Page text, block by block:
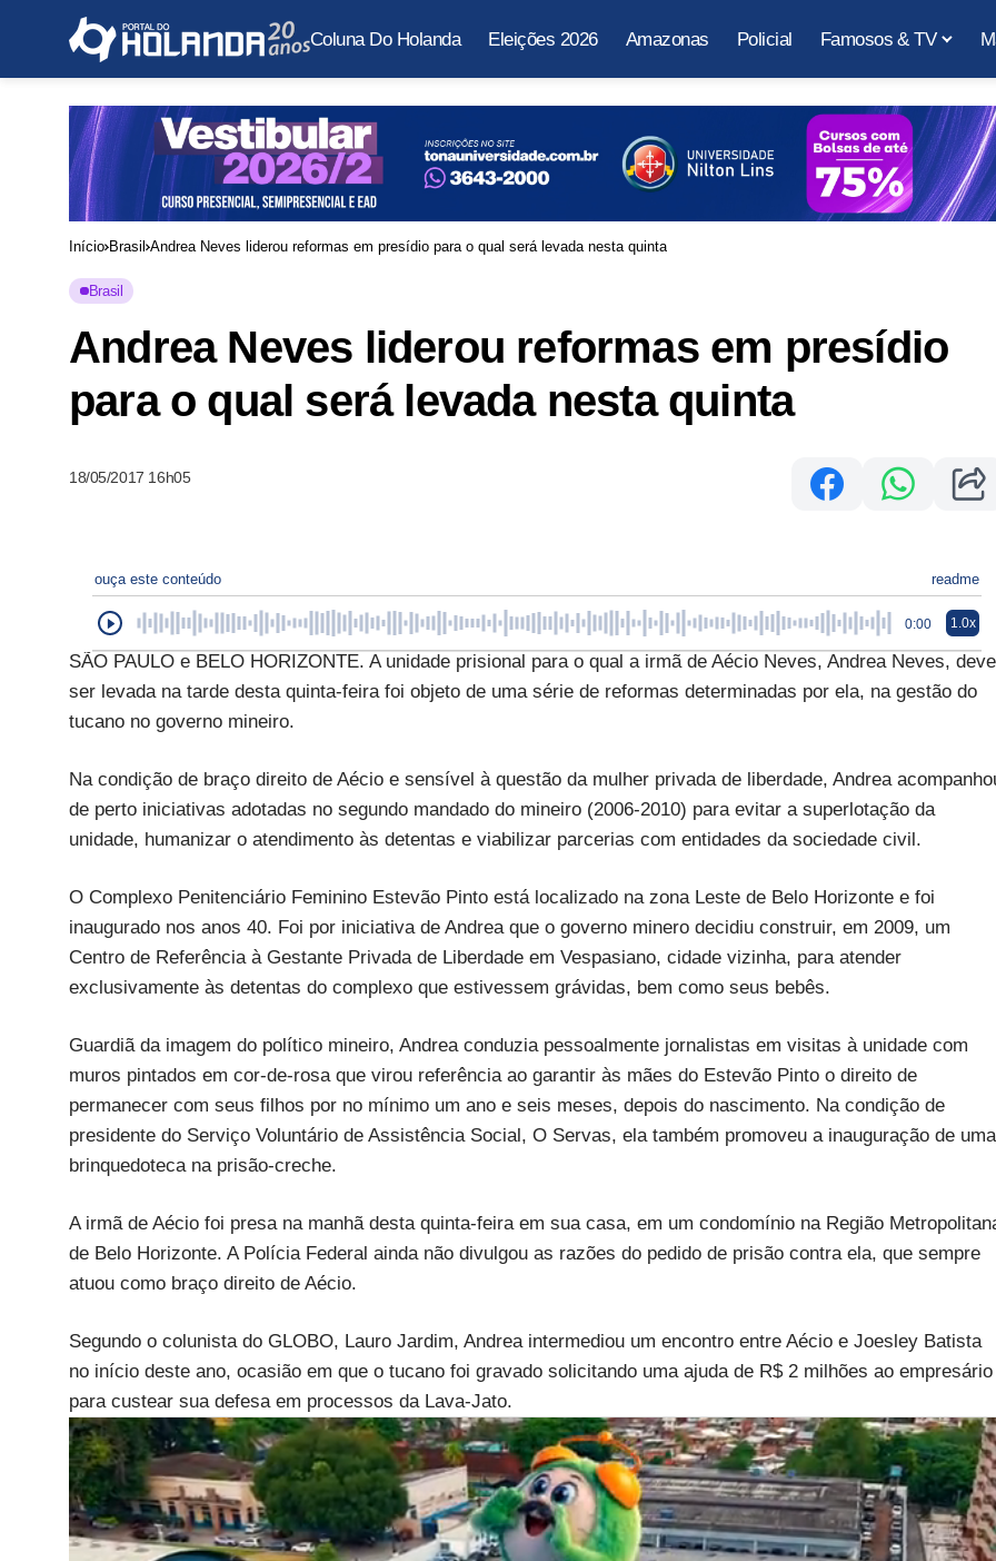
Coluna Do Holanda Eleições 2026 Amazonas Policial Famosos & TV
Início Brasil Andrea Neves liderou reformas em presídio para o qual será levada nesta quinta
Brasil
Andrea Neves liderou reformas em presídio
para o qual será levada nesta quinta
18/05/2017 16h05
ouça este conteúdo readme
0:00 1.0x
SÃO PAULO e BELO HORIZONTE. A unidade prisional para o qual a irmã de Aécio Neves, Andrea Neves, deve
ser levada na tarde desta quinta-feira foi objeto de uma série de reformas determinadas por ela, na gestão do
tucano no governo mineiro.
Na condição de braço direito de Aécio e sensível à questão da mulher privada de liberdade, Andrea
de perto iniciativas adotadas no segundo mandado do mineiro (2006-2010) para evitar a superlotação da
unidade, humanizar o atendimento às detentas e viabilizar parcerias com entidades da sociedade civil.
O Complexo Penitenciário Feminino Estevão Pinto está localizado na zona Leste de Belo Horizonte e foi
inaugurado nos anos 40. Foi por iniciativa de Andrea que o governo minero decidiu construir, em 2009, um
Centro de Referência à Gestante Privada de Liberdade em Vespasiano, cidade vizinha, para atender
exclusivamente às detentas do complexo que estivessem grávidas, bem como seus bebês.
Guardiã da imagem do político mineiro, Andrea conduzia pessoalmente jornalistas em visitas à unidade com
muros pintados em cor-de-rosa que virou referência ao garantir às mães do Estevão Pinto o direito de
permanecer com seus filhos por no mínimo um ano e seis meses, depois do nascimento. Na condição de
presidente do Serviço Voluntário de Assistência Social, O Servas, ela também promoveu a inauguração de uma
brinquedoteca na prisão-creche.
A irmã de Aécio foi presa na manhã desta quinta-feira em sua casa, em um condomínio na Região
de Belo Horizonte. A Polícia Federal ainda não divulgou as razões do pedido de prisão contra ela, que sempre
atuou como braço direito de Aécio.
Segundo o colunista do GLOBO, Lauro Jardim, Andrea intermediou um encontro entre Aécio e Joesley Batista
no início deste ano, ocasião em que o tucano foi gravado solicitando uma ajuda de R$ 2 milhões ao empresário
para custear sua defesa em processos da Lava-Jato.